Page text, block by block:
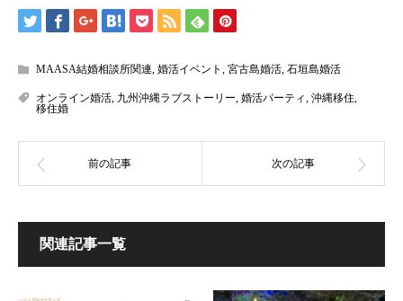
MAASA結婚相談所関連, 婚活イベント , 宮古島婚活, 石垣島婚活
オンライン婚活, 九州沖縄ラブストーリー, 婚活パーティ, 沖縄移住,
移住婚
関連記事一覧